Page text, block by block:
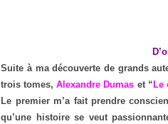
Suite à ma découverte de grands
trois tomes,Alexandre Dumas et “ Le
Le premier m’a fait prendre
qu’une histoire se veut